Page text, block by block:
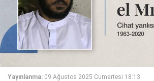
Yayınlanma: 09 Ağustos 2025 Cumartesi 18:13